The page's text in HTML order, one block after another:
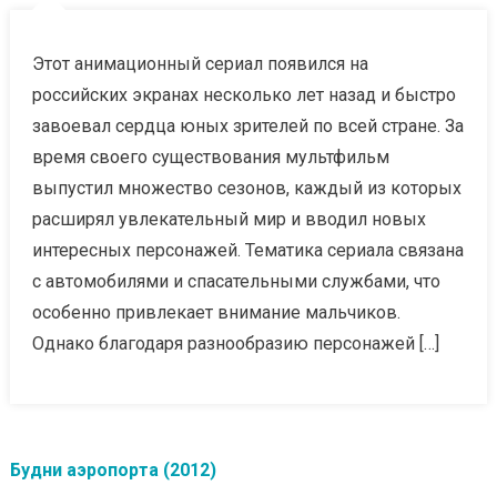
Этот анимационный сериал появился на
российских экранах несколько лет назад и быстро
завоевал сердца юных зрителей по всей стране. За
время своего существования мультфильм
выпустил множество сезонов, каждый из которых
расширял увлекательный мир и вводил новых
интересных персонажей. Тематика сериала связана
с автомобилями и спасательными службами, что
особенно привлекает внимание мальчиков.
Однако благодаря разнообразию персонажей […]
Будни аэропорта (2012)